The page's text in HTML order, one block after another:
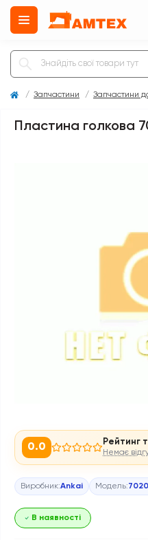
Запчастини Запчастини
Пластина голкова
0.0 Рейтинг
Немає
Виробник:Ankai Модель:
В наявності